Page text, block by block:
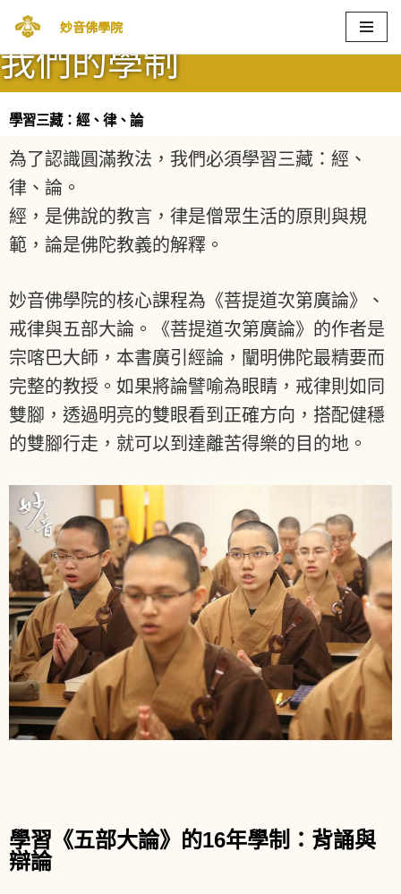
to
妙音佛學院
我們的學制
學習三藏：經、律、論
為了認識圓滿教法，我們必須學習三藏：經、
律、論。
經，是佛說的教言，律是僧眾生活的原則與規
範，論是佛陀教義的解釋。
妙音佛學院的核心課程為《菩提道次第廣論》、
戒律與五部大論。《菩提道次第廣論》的作者是
宗喀巴大師，本書廣引經論，闡明佛陀最精要而
完整的教授。如果將論譬喻為眼睛，戒律則如同
雙腳，透過明亮的雙眼看到正確方向，搭配健穩
的雙腳行走，就可以到達離苦得樂的目的地。
學習《五部大論》的16年學制：背誦與
辯論